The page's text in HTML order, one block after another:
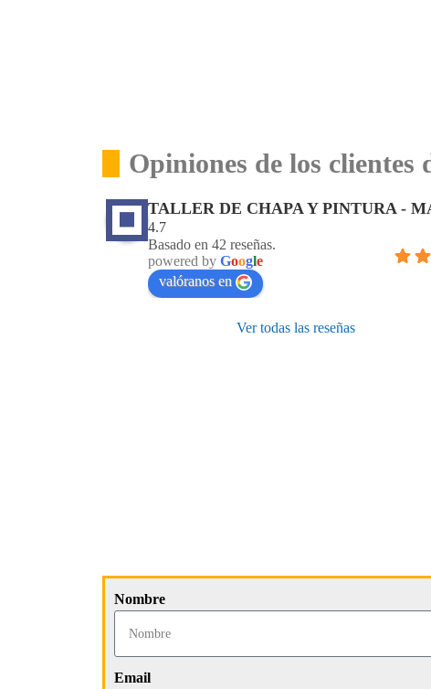
Opiniones de los clientes
TALLER DE CHAPA Y PINTURA -
4.7
Basado en 42 reseñas.
powered by Google
valóranos en
Ver todas las reseñas
Nombre
Email